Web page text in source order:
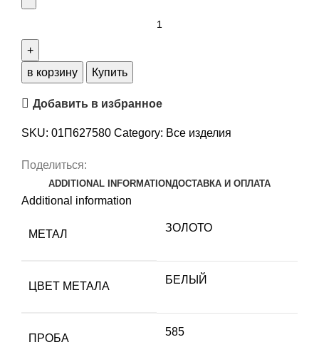
БЕЛЫЙ
ЗОЛОТО
пробы
в корзину Купить
Добавить в избранное
SKU: 01П627580 Category: Все изделия
Поделиться:
ADDITIONAL INFORMATIONДОСТАВКА И ОПЛАТА
Additional information
МЕТАЛ
ЗОЛОТО
ЦВЕТ МЕТАЛА
БЕЛЫЙ
ПРОБА
585